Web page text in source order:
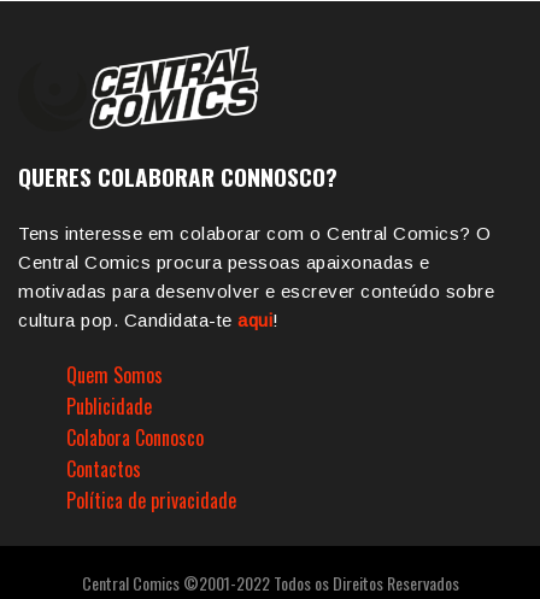
QUERES COLABORAR CONNOSCO?
Tens interesse em colaborar com o Central Comics? O
Central Comics procura pessoas apaixonadas e
motivadas para desenvolver e escrever conteúdo sobre
cultura pop. Candidata-te aqui!
Quem Somos
Publicidade
Colabora Connosco
Contactos
Política de privacidade
Central Comics ©2001-2022 Todos os Direitos Reservados